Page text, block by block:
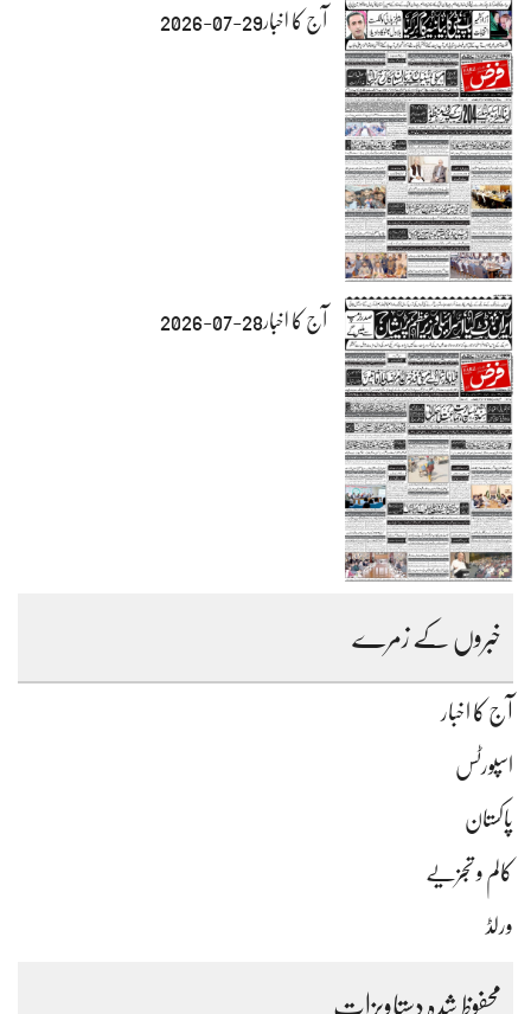
آج کا اخبار29-07-2026
آج کا اخبار28-07-2026
خبروں کے زمرے
آج کا اخبار
اسپورٹس
پاکستان
کالم و تجزیے
ورلڈ
محفوظ شدہ دستاویزات